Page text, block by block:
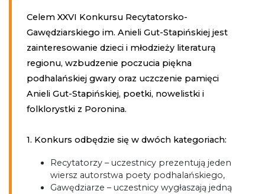
Celem XXVI Konkursu Recytatorsko-
Gawędziarskiego im. Anieli Gut-Stapińskiej jest
zainteresowanie dzieci i młodzieży literaturą
regionu, wzbudzenie poczucia piękna
podhalańskiej gwary oraz uczczenie pamięci
Anieli Gut-Stapińskiej, poetki, nowelistki i
folklorystki z Poronina.
1. Konkurs odbędzie się w dwóch kategoriach:
Recytatorzy – uczestnicy prezentują jeden
wiersz autorstwa poety podhalańskiego,
Gawędziarze – uczestnicy wygłaszają jedną